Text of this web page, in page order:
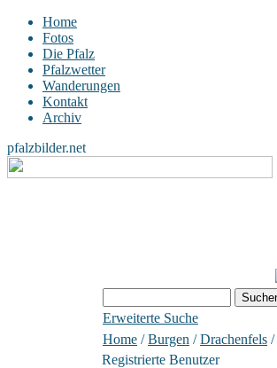
Home
Fotos
Die Pfalz
Pfalzwetter
Wanderungen
Kontakt
Archiv
pfalzbilder.net
Erweiterte Suche
Home /Burgen /Drachenfels /
Registrierte Benutzer